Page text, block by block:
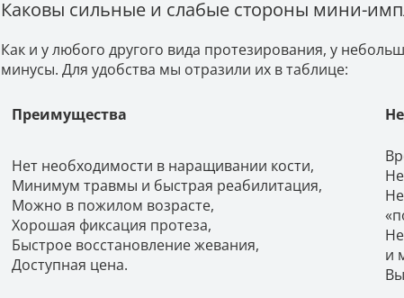
Каковы сильные и слабые стороны мини-
Как и у любого другого вида протезирования, у
минусы. Для удобства мы отразили их в таблице:
Преимущества
Нет необходимости в наращивании кости,
Минимум травмы и быстрая реабилитация,
Можно в пожилом возрасте,
Хорошая фиксация протеза,
Быстрое восстановление жевания,
Доступная цена.
и